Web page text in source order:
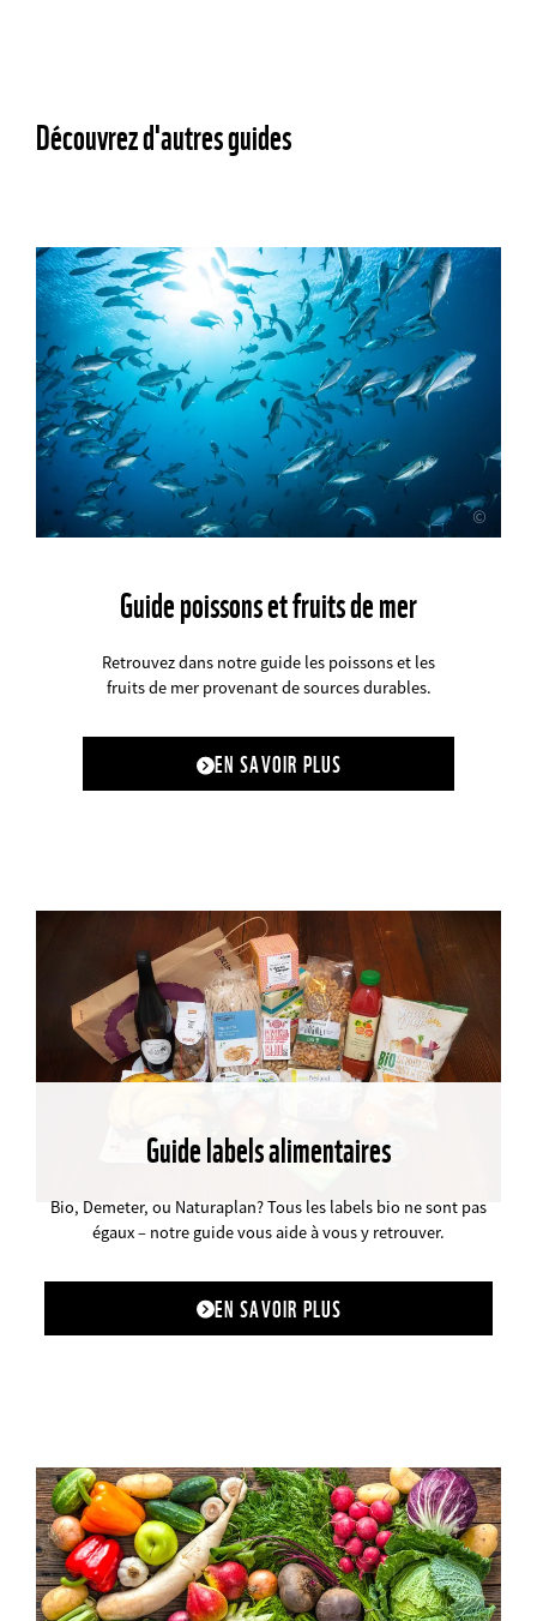
Découvrez d'autres guides
©
Guide poissons et fruits de mer
Retrouvez dans notre guide les poissons et les
fruits de mer provenant de sources durables.
EN SAVOIR PLUS
Guide labels alimentaires
Bio, Demeter, ou Naturaplan? Tous les labels bio ne sont pas
égaux – notre guide vous aide à vous y retrouver.
EN SAVOIR PLUS